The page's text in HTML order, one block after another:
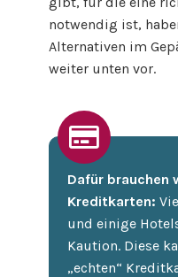
notwendig ist,
Alternativen im
weiter unten vor.
Dafür brauchen
Kreditkarten:
und einige
Kaution. Diese
„echten“